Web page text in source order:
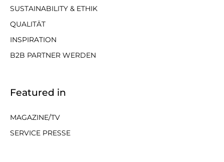
SUSTAINABILITY & ETHIK
QUALITÄT
INSPIRATION
B2B PARTNER WERDEN
Featured in
MAGAZINE/TV
SERVICE PRESSE